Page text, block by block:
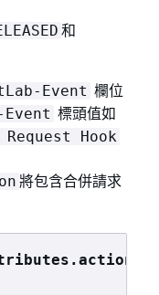
和
Event 欄位
標頭值如
Request Hook
將包含合併請求